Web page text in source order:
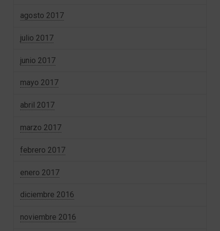
agosto 2017
julio 2017
junio 2017
mayo 2017
abril 2017
marzo 2017
febrero 2017
enero 2017
diciembre 2016
noviembre 2016